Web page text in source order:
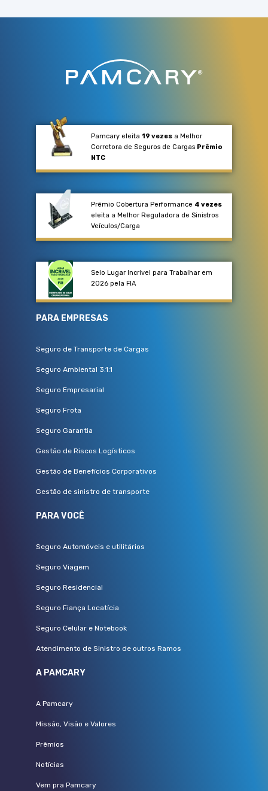
Pamcary eleita 19 vezes a Melhor
Corretora de Seguros de Cargas Prêmio
NTC
Prêmio Cobertura Performance 4 vezes
eleita a Melhor Reguladora de Sinistros
Veículos/Carga​
Selo Lugar Incrível para Trabalhar em
2026 pela FIA
PARA EMPRESAS
Seguro de Transporte de Cargas
Seguro Ambiental 3.1.1
Seguro Empresarial
Seguro Frota
Seguro Garantia
Gestão de Riscos Logísticos
Gestão de Benefícios Corporativos
Gestão de sinistro de transporte
PARA VOCÊ
Seguro Automóveis e utilitários
Seguro Viagem
Seguro Residencial
Seguro Fiança Locatícia
Seguro Celular e Notebook
Atendimento de Sinistro de outros Ramos
A PAMCARY
A Pamcary
Missão, Visão e Valores
Prêmios
Notícias
Vem pra Pamcary